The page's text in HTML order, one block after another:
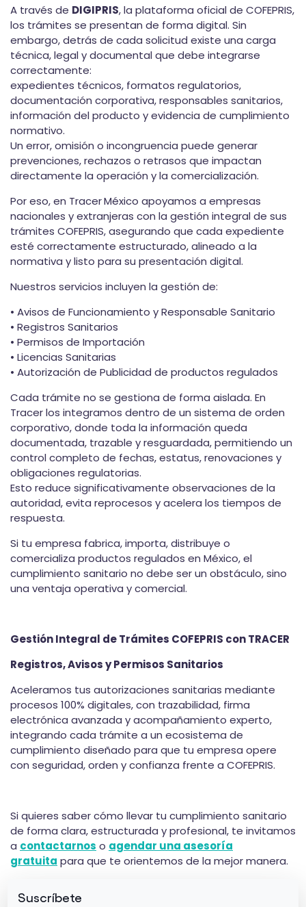
A través de DIGIPRIS, la plataforma oficial de COFEPRIS,
los trámites se presentan de forma digital. Sin
embargo, detrás de cada solicitud existe una carga
técnica, legal y documental que debe integrarse
correctamente:
expedientes técnicos, formatos regulatorios,
documentación corporativa, responsables sanitarios,
información del producto y evidencia de cumplimiento
normativo.
Un error, omisión o incongruencia puede generar
prevenciones, rechazos o retrasos que impactan
directamente la operación y la comercialización.
Por eso, en TracerMéxico apoyamos a empresas
nacionales y extranjeras con la gestión integral de sus
trámites COFEPRIS, asegurando que cada expediente
esté correctamente estructurado, alineado a la
normativa y listo para su presentación digital.
Nuestros servicios incluyen la gestión de:
• Avisos de Funcionamiento y Responsable Sanitario
• Registros Sanitarios
• Permisos de Importación
• Licencias Sanitarias
• Autorización de Publicidad de productos regulados
Cada trámite no se gestiona de forma aislada. En
Tracer los integramos dentro de un sistema de orden
corporativo, donde toda la información queda
documentada, trazable y resguardada,permitiendo un
control completo de fechas, estatus, renovaciones y
obligaciones regulatorias.
Esto reduce significativamente observaciones de la
autoridad,evita reprocesos yacelera los tiempos de
respuesta.
Si tu empresa fabrica, importa, distribuye o
comercializa productos regulados en México, el
cumplimiento sanitario no debe ser un obstáculo, sino
una ventaja operativa y comercial.
Gestión Integral de Trámites COFEPRIS con TRACER
Registros, Avisos y Permisos Sanitarios
Aceleramos tus autorizaciones sanitarias mediante
procesos 100% digitales, con trazabilidad, firma
electrónica avanzada y acompañamiento experto,
integrando cada trámite a un ecosistema de
cumplimiento diseñado para que tu empresa opere
con seguridad, orden y confianza frente a COFEPRIS.
Si quieres sabercómo llevar tu cumplimiento sanitario
de forma clara, estructurada y profesional, te invitamos
a contactarnos o agendar una asesoría
gratuita para que te orientemos de la mejor manera.
Suscríbete